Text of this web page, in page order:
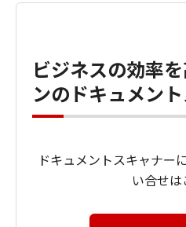
ビジネスの効率
ンのドキュメン
ドキュメントスキャナー
い合せは